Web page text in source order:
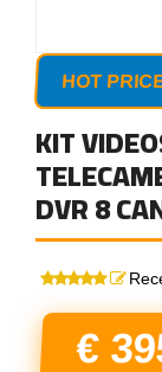
HOT
KIT
DVR 8
€